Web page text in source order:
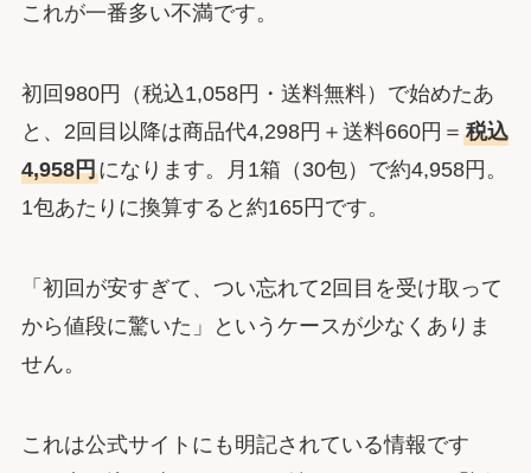
これが一番多い不満です。
初回980円（税込1,058円・送料無料）で始めたあ
と、2回目以降は商品代4,298円＋送料660円＝ 税込
4,958円になります。月1箱（30包）で約4,958円。
1包あたりに換算すると約165円です。
「初回が安すぎて、つい忘れて2回目を受け取って
から値段に驚いた」というケースが少なくありま
せん。
これは公式サイトにも明記されている情報です